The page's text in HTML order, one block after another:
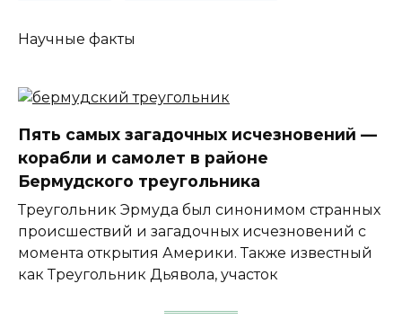
Научные факты
Пять самых загадочных исчезновений —
корабли и самолет в районе
Бермудского треугольника
Треугольник Эрмуда был синонимом странных
происшествий и загадочных исчезновений с
момента открытия Америки. Также известный
как Треугольник Дьявола, участок